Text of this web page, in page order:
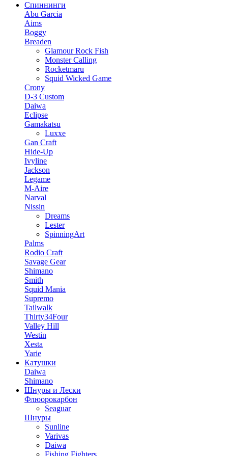
Спиннинги
Abu Garcia
Aims
Boggy
Breaden
Glamour Rock Fish
Monster Calling
Rocketmaru
Squid Wicked Game
Crony
D-3 Custom
Daiwa
Eclipse
Gamakatsu
Luxxe
Gan Craft
Hide-Up
Ivyline
Jackson
Legame
M-Aire
Narval
Nissin
Dreams
Lester
SpinningArt
Palms
Rodio Craft
Savage Gear
Shimano
Smith
Squid Mania
Supremo
Tailwalk
Thirty34Four
Valley Hill
Westin
Xesta
Yarie
Катушки
Daiwa
Shimano
Шнуры и Лески
Флюорокарбон
Seaguar
Шнуры
Sunline
Varivas
Daiwa
Fishing Fighters